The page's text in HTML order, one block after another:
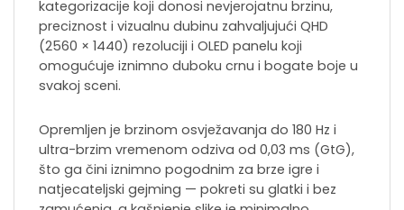
kategorizacije koji donosi nevjerojatnu brzinu,
preciznost i vizualnu dubinu zahvaljujući QHD
(2560 × 1440) rezoluciji i OLED panelu koji
omogućuje iznimno duboku crnu i bogate boje u
svakoj sceni.
Opremljen je brzinom osvježavanja do 180 Hz i
ultra-brzim vremenom odziva od 0,03 ms (GtG),
što ga čini iznimno pogodnim za brze igre i
natjecateljski gejming — pokreti su glatki i bez